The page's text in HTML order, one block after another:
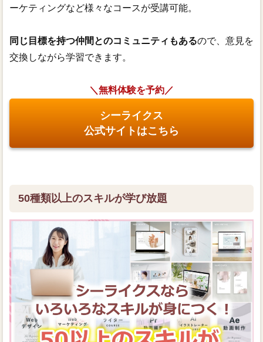
ーケティングなど様々なコースが受講可能。
同じ目標を持つ仲間とのコミュニティもあるので、意見を
交換しながら学習できます。
＼無料体験を予約／
シーライクス
公式サイトはこちら
50種類以上のスキルが学び放題